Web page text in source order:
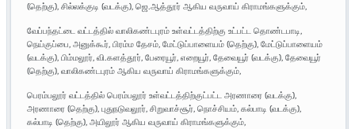
(தெற்கு), சில்லக்குடி (வடக்கு), ஜெ.ஆத்தூர் ஆகிய வருவாய் கிராமங்களுக்கும்,
வேப்பந்தட்டை வட்டத்தில் வாலிகண்டபுரம் உள்வட்டத்திற்கு உட்பட்ட தொண்டபாடி,
நெய்குப்பை, அனுக்கூர், பிரம்ம தேசம், மேட்டுப்பாளையம் (தெற்கு), மேட்டுப்பாளையம்
(வடக்கு), பிம்மலூர், வி.களத்தூர், பேரையூர், எறையூர், தேவையூர் (வடக்கு), தேவையூர்
(தெற்கு), வாலிகண்டபுரம் ஆகிய வருவாய் கிராமங்களுக்கும்,
பெரம்பலூர் வட்டத்தில் பெரம்பலூர் உள்வட்டத்திற்குட்பட்ட அரணாரை (வடக்கு),
அரணாரை (தெற்கு), புதுநடுவலூர், சிறுவாச்சூர், நொச்சியம், கல்பாடி (வடக்கு),
கல்பாடி (தெற்கு), அயிலூர் ஆகிய வருவாய் கிராமங்களுக்கும்,